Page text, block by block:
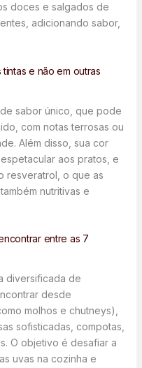
doces e salgados de
adicionando sabor,
e não em outras
sabor único, que pode
com notas terrosas ou
Além disso, sua cor
aos pratos, e
resveratrol, o que as
nutritivas e
entre as 7
diversificada de
desde
molhos e chutneys),
sofisticadas, compotas,
O objetivo é desafiar a
uvas na cozinha e